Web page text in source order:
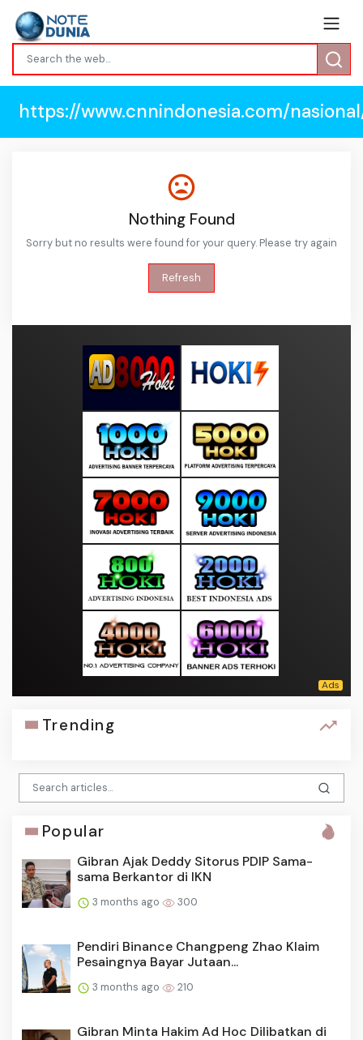
https://www.cnnindonesia.com/
Nothing Found
Sorry but no results were found for your query. Please try again
Refresh
Trending
Popular
Gibran Ajak Deddy Sitorus PDIP Sama-
sama Berkantor di IKN
3 months ago 300
Pendiri Binance Changpeng Zhao Klaim
Pesaingnya Bayar Jutaan...
3 months ago 210
Gibran Minta Hakim Ad Hoc Dilibatkan di